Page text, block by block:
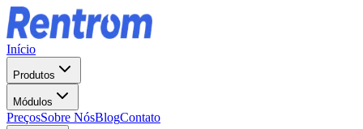
Início
Produtos
Módulos
PreçosSobre NósBlogContato